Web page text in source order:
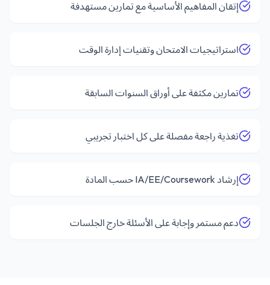
إتقان المفاهيم الأساسية مع تمارين مستهدفة
استراتيجيات الامتحان وتقنيات إدارة الوقت
تمارين مكثفة على أوراق السنوات السابقة
تغذية راجعة مفصلة على كل اختبار تجريبي
إرشاد IA/EE/Coursework حسب المادة
دعم مستمر وإجابة على الأسئلة خارج الجلسات